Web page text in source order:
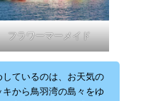
フラワーマーメイド
ているのは、お天気の
キから鳥羽湾の島々をゆ